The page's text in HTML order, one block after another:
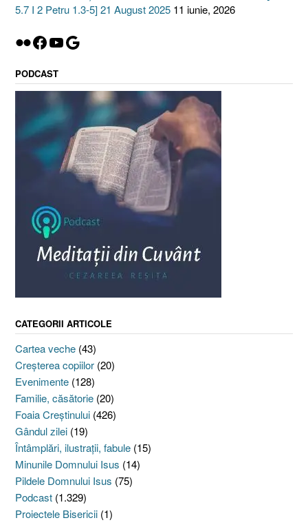
5.7 I 2 Petru 1.3-5] 21 August 2025 11 iunie, 2026
Flickr
Facebook
YouTube
Google
PODCAST
CATEGORII ARTICOLE
Cartea veche (43)
Creşterea copiilor (20)
Evenimente (128)
Familie, căsătorie (20)
Foaia Creştinului (426)
Gândul zilei (19)
Întâmplări, ilustraţii, fabule (15)
Minunile Domnului Isus (14)
Pildele Domnului Isus (75)
Podcast (1.329)
Proiectele Bisericii (1)